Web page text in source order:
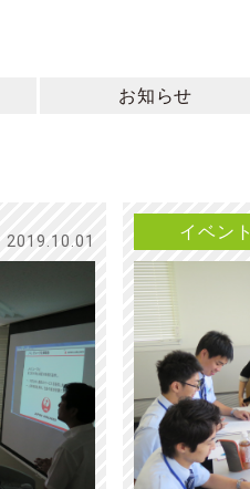
お知らせ
2019.10.01 イベント